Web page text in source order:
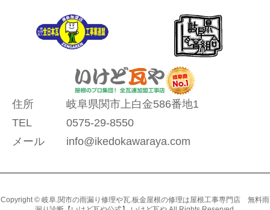
住所
岐阜県関市上白金586番地1
TEL
0575-29-8550
メール
info@ikedokawaraya.com
Copyright © 岐阜.関市の雨漏り修理や瓦.板金屋根の修理は屋根工事専門店 無料雨